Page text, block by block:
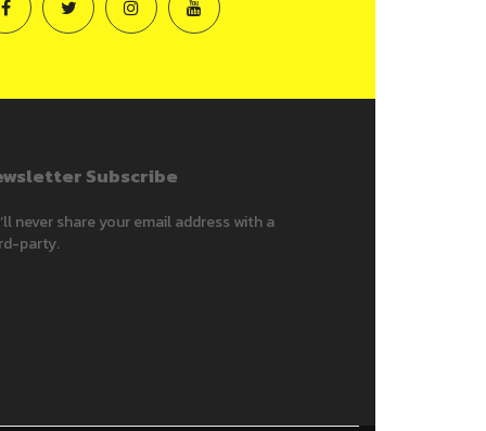
Subscribe
never share your email address with a
party.